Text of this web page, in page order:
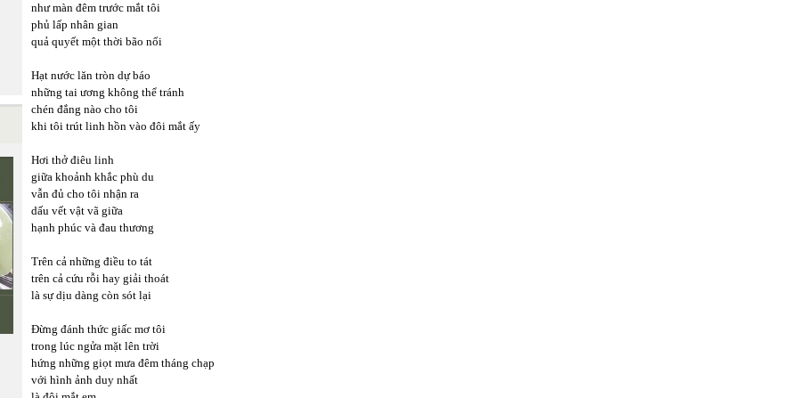
như màn đêm trước mắt tôi
phủ lấp nhân gian
quả quyết một thời bão nổi
Hạt nước lăn tròn dự báo
những tai ương không thể tránh
chén đắng nào cho tôi
khi tôi trút linh hồn vào đôi mắt ấy
Hơi thở điêu linh
giữa khoảnh khắc phù du
vẫn đủ cho tôi nhận ra
dấu vết vật vã giữa
hạnh phúc và đau thương
Trên cả những điều to tát
trên cả cứu rỗi hay giải thoát
là sự dịu dàng còn sót lại
Đừng đánh thức giấc mơ tôi
trong lúc ngửa mặt lên trời
hứng những giọt mưa đêm tháng chạp
với hình ảnh duy nhất